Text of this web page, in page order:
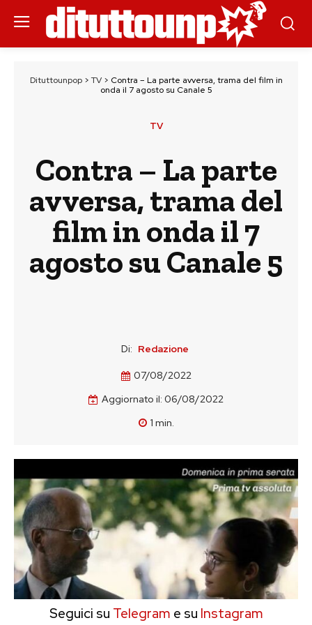
Dituttounpop> TV> Contra – La parte avversa, trama del film in
onda il 7 agosto su Canale 5
TV
Contra – La parte
avversa, trama del
film in onda il 7
agosto su Canale 5
Di: Redazione
07/08/2022
Aggiornato il: 06/08/2022
1 min.
Seguici su Telegram e su Instagram